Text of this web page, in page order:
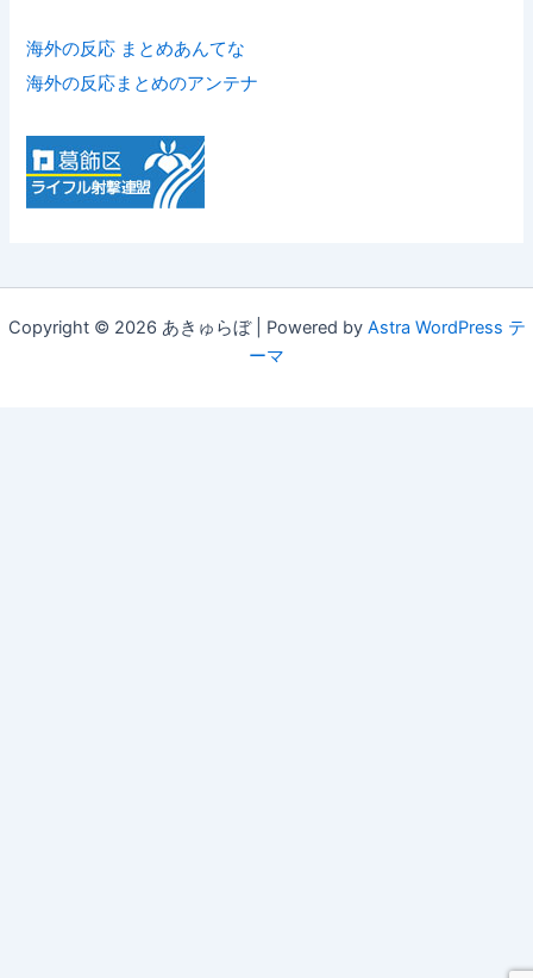
海外の反応 まとめあんてな
海外の反応まとめのアンテナ
Copyright © 2026 あきゅらぼ | Powered by Astra WordPress テ
ーマ